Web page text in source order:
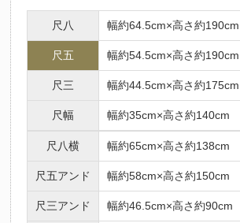
尺八 幅約64.5cm×高さ約190cm
尺五 幅約54.5cm×高さ約190cm
尺三 幅約44.5cm×高さ約175cm
尺幅 幅約35cm×高さ約140cm
尺八横 幅約65cm×高さ約138cm
尺五アンド 幅約58cm×高さ約150cm
尺三アンド 幅約46.5cm×高さ約90cm